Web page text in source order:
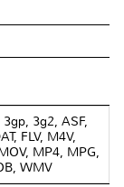
3g2, ASF,
FLV, M4V,
MP4, MPG,
WMV